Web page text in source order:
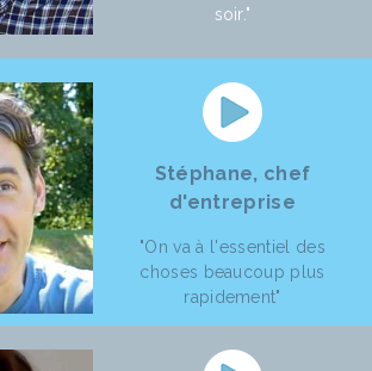
soir."
Stéphane, chef
d'entreprise
"On va à l'essentiel des
choses beaucoup plus
rapidement"